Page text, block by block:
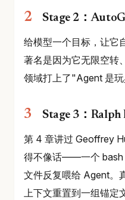
Stage 2：
给模型一个目标，让它
著名是因为它无限空转
领域打上了"Agent 是玩
Stage 3：Ralph
第 4 章讲过 Geoffrey
得不像话——一个 bash
文件反复喂给 Agent。
上下文重置到一组锚定